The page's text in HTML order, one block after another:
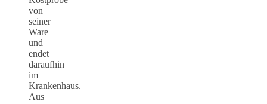
von
seiner
Ware
und
endet
daraufhin
im
Krankenhaus.
Aus